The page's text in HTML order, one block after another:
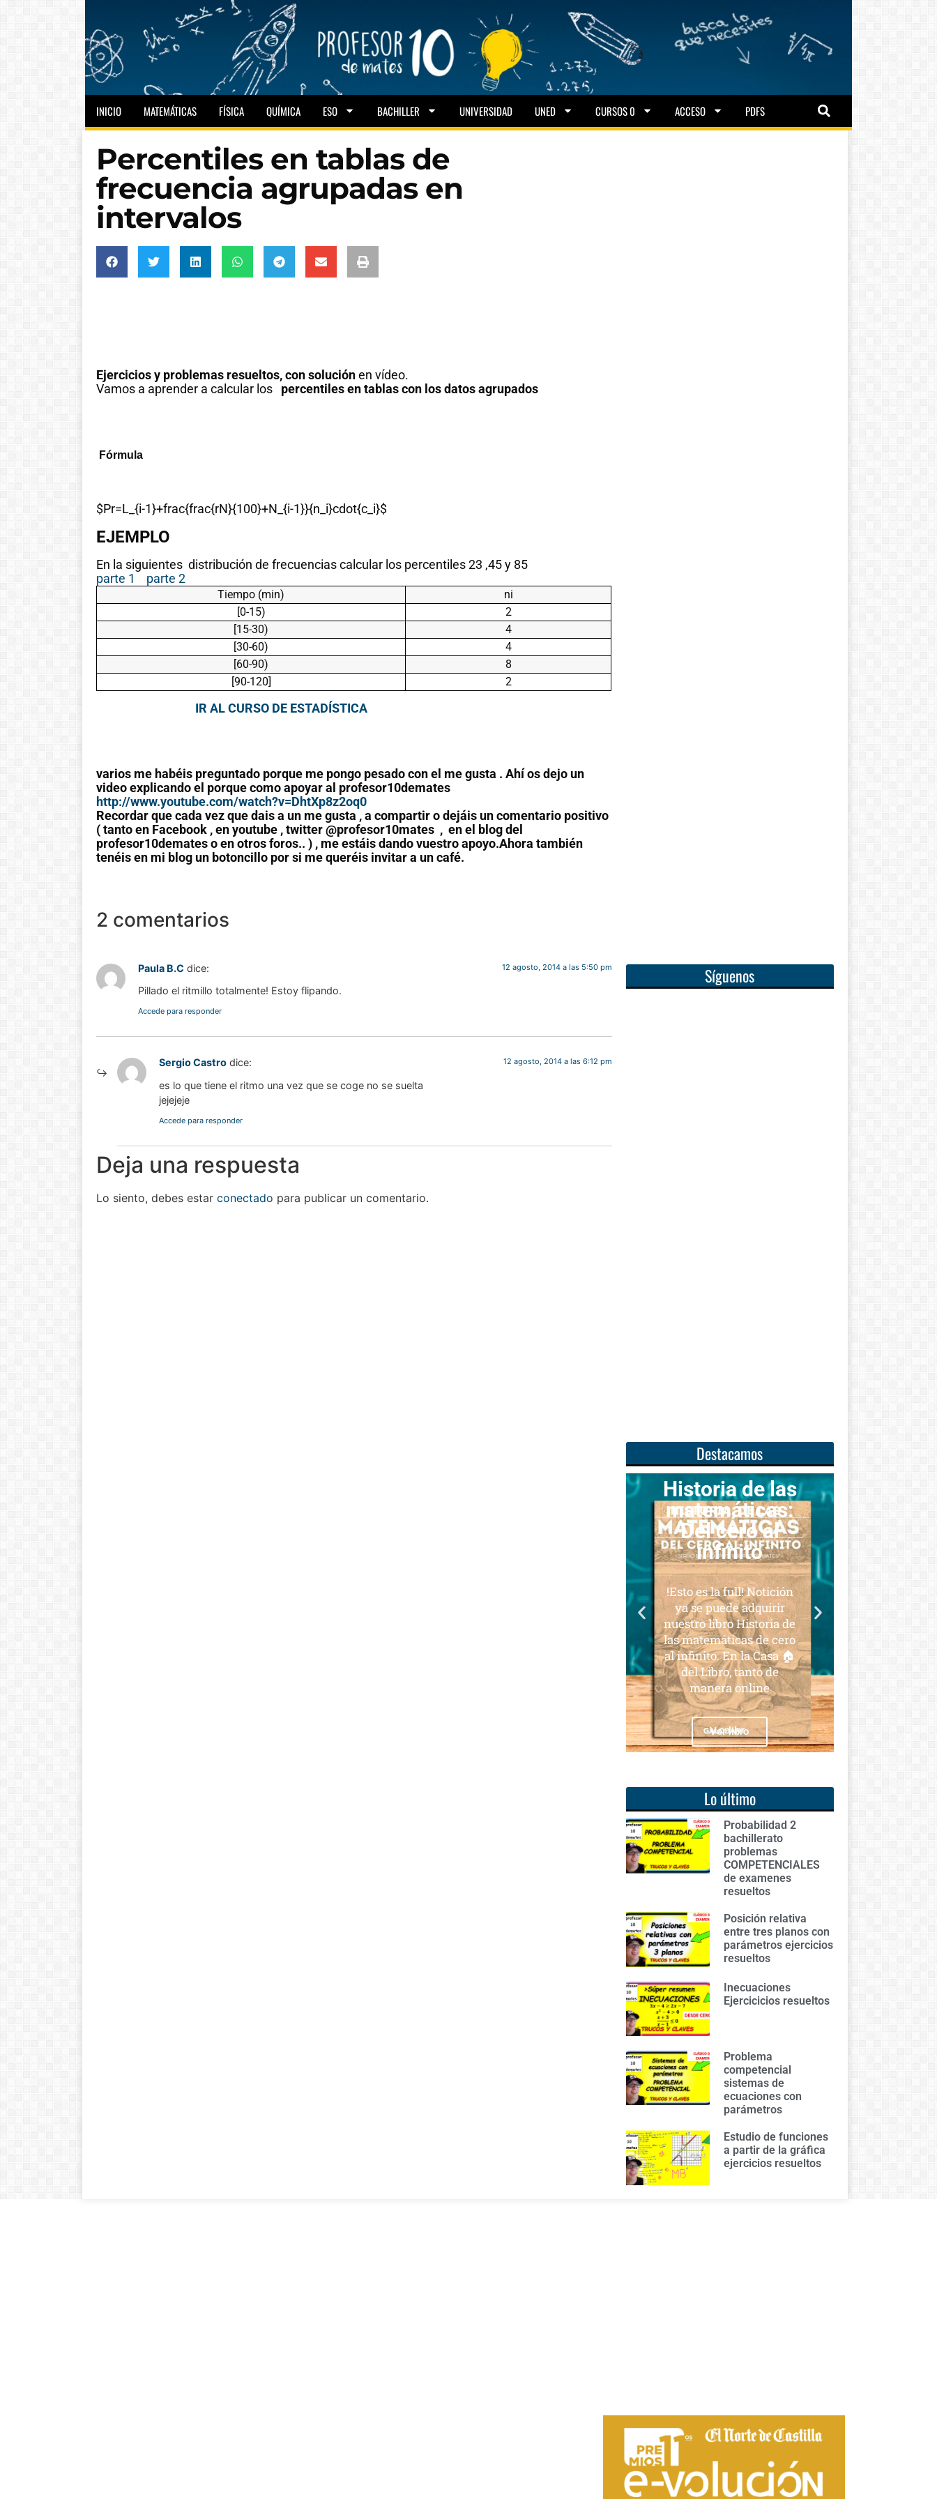
INICIO MATEMÁTICAS FÍSICA QUÍMICA ESO BACHILLER UNIVERSIDAD UNED CURSOS 0 ACCESO PDFS
Percentiles en tablas de
frecuencia agrupadas en
intervalos
Ejercicios y problemas resueltos, con soluciónen vídeo.
Vamos a aprender a calcular los
percentiles en tablas con los datos agrupados
Fórmula
$Pr=L_{i-1}+frac{frac{rN}{100}+N_{i-1}}{n_i}cdot{c_i}$
EJEMPLO
En la siguientes distribución de frecuencias calcular los percentiles 23 ,45 y 85
parte 1
parte 2
Tiempo (min)
ni
[0-15)
2
[15-30)
4
[30-60)
4
[60-90)
8
[90-120]
2
IR AL CURSO DE ESTADÍSTICA
varios me habéis preguntado porque me pongo pesado con el me gusta . Ahí os dejo un
video explicando el porquecomo apoyar al profesor10demates
http://www.youtube.com/watch?v=DhtXp8z2oq0
Recordar que cada vez que dais a un me gusta , a compartir o dejáis un comentario positivo
( tanto en Facebook , en youtube , twitter @profesor10mates , en el blog del
profesor10demates o en otros foros.. ) , me estáis dando vuestro apoyo.Ahora también
tenéis en mi blog un botoncillo por si me queréis invitar a un café.
2 comentarios
Paula B.C dice: 12 agosto, 2014 a las 5:50 pm
Pillado el ritmillo totalmente! Estoy flipando.
Accede para responder
Sergio Castro dice: 12 agosto, 2014 a las 6:12 pm
es lo que tiene el ritmo una vez que se coge no se suelta
jejejeje
Accede para responder
Deja una respuesta
Lo siento, debes estar conectado para publicar un comentario.
Síguenos
Destacamos
Historia de las
matemáticas:
Del cero al
infinito
!Esto es la full! Notición
ya se puede adquirir
nuestro libro Historia de
las matemáticas de cero
al infinito. En la Casa 🏠
del Libro, tanto de
manera online
Ver libro
matemáticas
para todos
Notición!! Ya se puede
adquirir nuestro segundo
libro: Unas matemáticas
Lo último
Probabilidad 2
bachillerato
problemas
COMPETENCIALES
de examenes
resueltos
Posición relativa
entre tres planos con
parámetros ejercicios
resueltos
Inecuaciones
Ejercicicios resueltos
Problema
competencial
sistemas de
ecuaciones con
parámetros
Estudio de funciones
a partir de la gráfica
ejercicios resueltos